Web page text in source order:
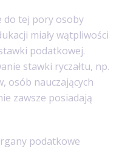
do tej pory osoby
miały wątpliwości
podatkowej.
stawki ryczałtu, np.
osób nauczających
zawsze posiadają
podatkowe